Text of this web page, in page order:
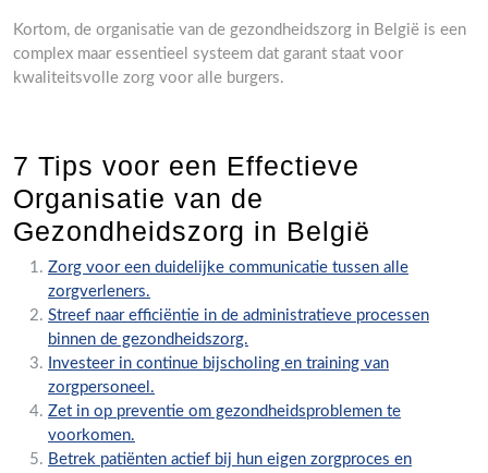
Kortom, de organisatie van de gezondheidszorg in België is een
complex maar essentieel systeem dat garant staat voor
kwaliteitsvolle zorg voor alle burgers.
7 Tips voor een Effectieve
Organisatie van de
Gezondheidszorg in België
Zorg voor een duidelijke communicatie tussen alle
zorgverleners.
Streef naar efficiëntie in de administratieve processen
binnen de gezondheidszorg.
Investeer in continue bijscholing en training van
zorgpersoneel.
Zet in op preventie om gezondheidsproblemen te
voorkomen.
Betrek patiënten actief bij hun eigen zorgproces en